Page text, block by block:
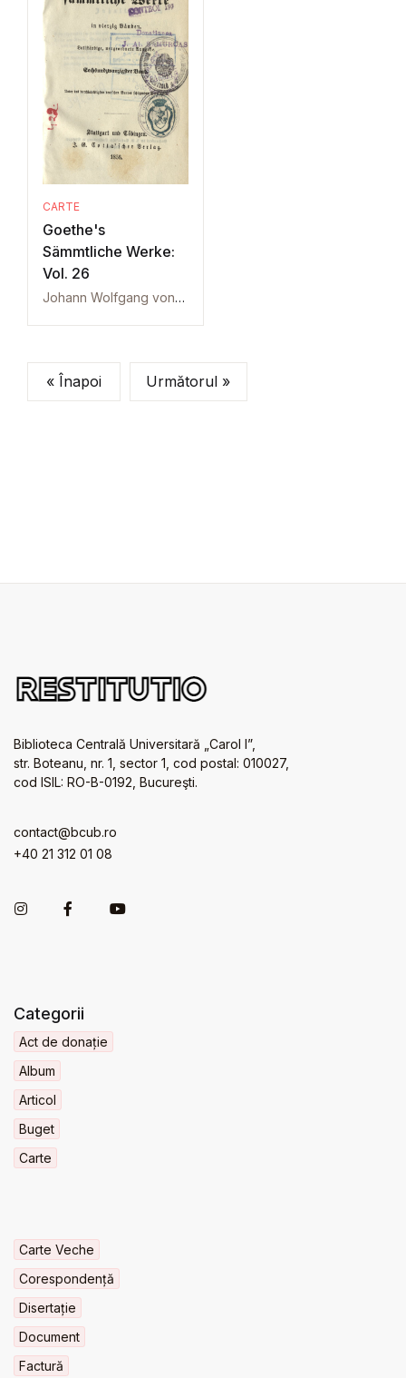
CARTE
Goethe's
Sämmtliche Werke:
Vol. 26
Johann Wolfgang von Goethe
« Înapoi Următorul »
Biblioteca Centrală Universitară „Carol I”,
str. Boteanu, nr. 1, sector 1, cod postal: 010027,
cod ISIL: RO-B-0192, Bucureşti.
contact@bcub.ro
+40 21 312 01 08
Categorii
Act de donație
Album
Articol
Buget
Carte
Carte Veche
Corespondență
Disertație
Document
Factură